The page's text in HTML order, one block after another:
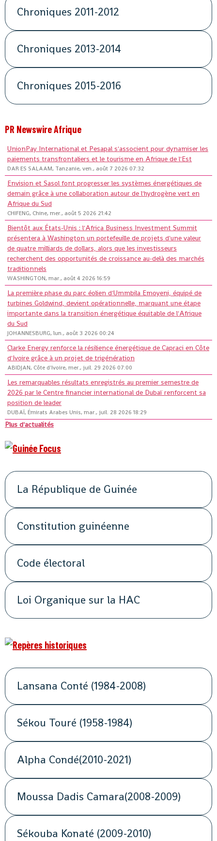
Chroniques 2011-2012
Chroniques 2013-2014
Chroniques 2015-2016
PR Newswire Afrique
UnionPay International et Pesapal s'associent pour dynamiser les
paiements transfrontaliers et le tourisme en Afrique de l'Est
DAR ES SALAAM, Tanzanie, ven., août 7 2026 07:32
Envision et Sasol font progresser les systèmes énergétiques de
demain grâce à une collaboration autour de l'hydrogène vert en
Afrique du Sud
CHIFENG, Chine, mer., août 5 2026 21:42
Bientôt aux États-Unis : l'Africa Business Investment Summit
présentera à Washington un portefeuille de projets d'une valeur
de quatre milliards de dollars, alors que les investisseurs
recherchent des opportunités de croissance au-delà des marchés
traditionnels
WASHINGTON, mar., août 4 2026 16:59
La première phase du parc éolien d'Ummbila Emoyeni, équipé de
turbines Goldwind, devient opérationnelle, marquant une étape
importante dans la transition énergétique équitable de l'Afrique
du Sud
JOHANNESBURG, lun., août 3 2026 00:24
Clarke Energy renforce la résilience énergétique de Capraci en Côte
d'Ivoire grâce à un projet de trigénération
ABIDJAN, Côte d'Ivoire, mer., juil. 29 2026 07:00
Les remarquables résultats enregistrés au premier semestre de
2026 par le Centre financier international de Dubaï renforcent sa
position de leader
DUBAÏ, Émirats Arabes Unis, mar., juil. 28 2026 18:29
Plus d'actualités
La République de Guinée
Constitution guinéenne
Code électoral
Loi Organique sur la HAC
Lansana Conté (1984-2008)
Sékou Touré (1958-1984)
Alpha Condé(2010-2021)
Moussa Dadis Camara(2008-2009)
Sékouba Konaté (2009-2010)